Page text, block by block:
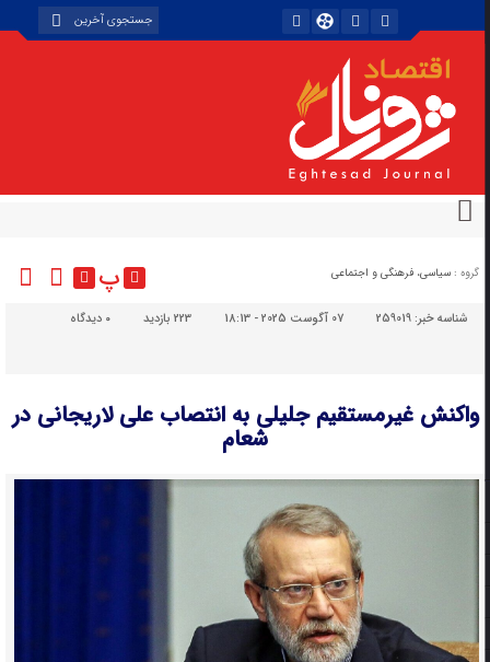
گروه : سیاسی، فرهنگی و اجتماعی پ
شناسه خبر:259019 07 آگوست 2025 - 18:13 223 بازدید دیدگاه
واکنش غیرمستقیم جلیلی به انتصاب علی لاریجانی در
شعام